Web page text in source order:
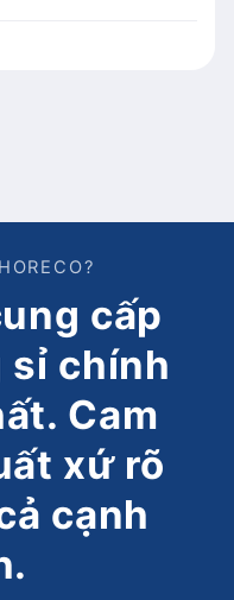
cấp
sỉ chính
Cam
xứ rõ
cạnh